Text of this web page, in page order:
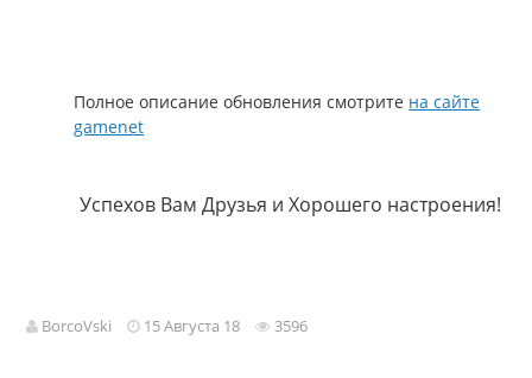
Полное описание обновления смотрите на сайте
gamenet
Успехов Вам Друзья и Хорошего настроения!
BorcoVski 15 Августа 18 3596